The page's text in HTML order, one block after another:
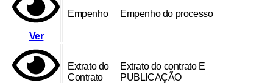
Ver
Empenho Empenho do processo
Extrato do
Contrato
Extrato do contrato E
PUBLICAÇÃO